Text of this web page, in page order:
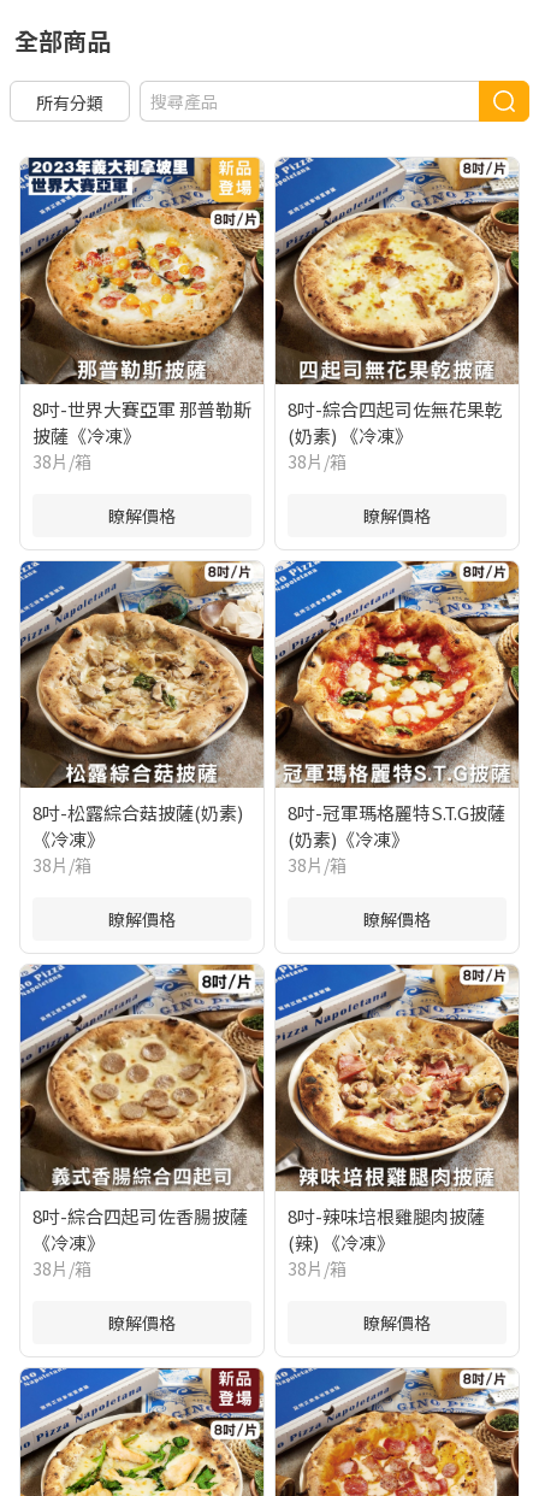
全部商品
所有分類
8吋-世界大賽亞軍 那普勒斯
披薩《冷凍》
38片/箱
瞭解價格
8吋-綜合四起司佐無花果乾
(奶素) 《冷凍》
38片/箱
瞭解價格
8吋-松露綜合菇披薩(奶素)
《冷凍》
38片/箱
瞭解價格
8吋-冠軍瑪格麗特S.T.G披薩
(奶素)《冷凍》
38片/箱
瞭解價格
8吋-綜合四起司佐香腸披薩
《冷凍》
38片/箱
瞭解價格
8吋-辣味培根雞腿肉披薩
(辣) 《冷凍》
38片/箱
瞭解價格